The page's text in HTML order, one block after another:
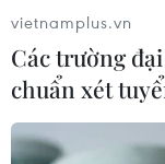
tại Olympic
vietnamplus.vn
Các trường
chuẩn xét